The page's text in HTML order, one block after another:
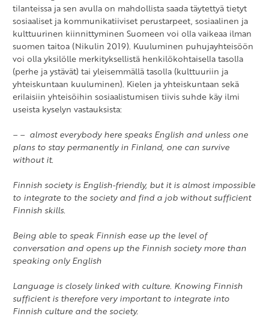
tilanteissa ja sen avulla on mahdollista saada täytettyä tietyt
sosiaaliset ja kommunikatiiviset perustarpeet, sosiaalinen ja
kulttuurinen kiinnittyminen Suomeen voi olla vaikeaa ilman
suomen taitoa (Nikulin 2019). Kuuluminen puhujayhteisöön
voi olla yksilölle merkityksellistä henkilökohtaisella tasolla
(perhe ja ystävät) tai yleisemmällä tasolla (kulttuuriin ja
yhteiskuntaan kuuluminen). Kielen ja yhteiskuntaan sekä
erilaisiin yhteisöihin sosiaalistumisen tiivis suhde käy ilmi
useista kyselyn vastauksista:
– – almost everybody here speaks English and unless one
plans to stay permanently in Finland, one can survive
without it.
Finnish society is English-friendly, but it is almost impossible
to integrate to the society and find a job without sufficient
Finnish skills.
Being able to speak Finnish ease up the level of
conversation and opens up the Finnish society more than
speaking only English
Language is closely linked with culture. Knowing Finnish
sufficient is therefore very important to integrate into
Finnish culture and the society.